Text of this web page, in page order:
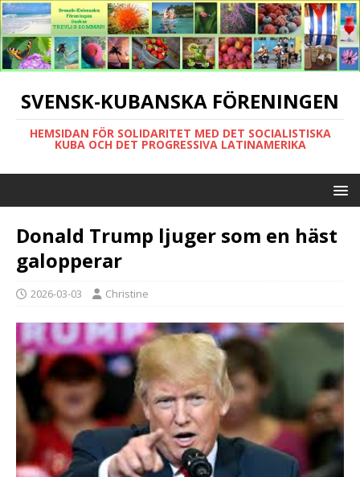
SVENSK-KUBANSKA FÖRENINGEN
HEMSIDAN FÖR SOLIDARITET MED DET SOCIALISTISKA
KUBA OCH DET PROGRESSIVA LATINAMERIKA
Donald Trump ljuger som en häst
galopperar
2026-03-03 Christine